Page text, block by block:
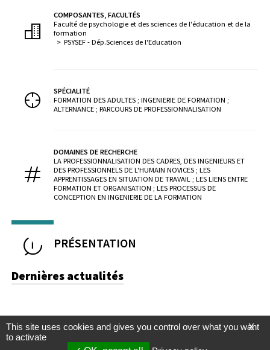
COMPOSANTES, FACULTÉS
Faculté de psychologie et des sciences de l'éducation et de la
formation
PSYSEF - Dép.Sciences de l'Education
SPÉCIALITÉ
FORMATION DES ADULTES ; INGENIERIE DE FORMATION ;
ALTERNANCE ; PARCOURS DE PROFESSIONNALISATION
DOMAINES DE RECHERCHE
LA PROFESSIONNALISATION DES CADRES, DES INGENIEURS ET
DES PROFESSIONNELS DE L'HUMAIN NOVICES ; LES
APPRENTISSAGES EN SITUATION DE TRAVAIL ; LES LIENS ENTRE
FORMATION ET ORGANISATION ; LES PROCESSUS DE
CONCEPTION EN INGENIERIE DE LA FORMATION
PRÉSENTATION
Dernières actualités
X
This site uses cookies and gives you control over what you want
to activate